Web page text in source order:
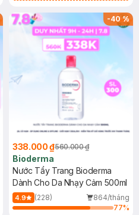
(SL có hạn)
-40%
338.000 ₫560.000 ₫
Bioderma
Nước Tẩy Trang Bioderma
Dành Cho Da Nhạy Cảm 500ml
4.9 (228)
864/tháng
77%